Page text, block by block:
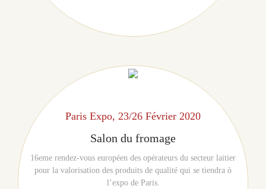
Paris Expo, 23/26 Février 2020
Salon du fromage
16eme rendez-vous européen des opérateurs du secteur laitier
pour la valorisation des produits de qualité qui se tiendra ò
l’expo de Paris.